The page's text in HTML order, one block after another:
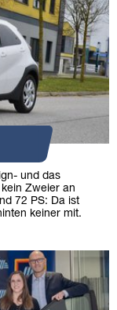
und das
Zweier an
72 PS: Da ist
keiner mit.